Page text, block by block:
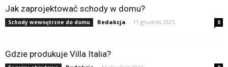
Jak zaprojektować schody w domu?
Schody wewnętrzne do domu Redakcja - 11 grudnia 2025 0
Gdzie produkuje Villa Italia?